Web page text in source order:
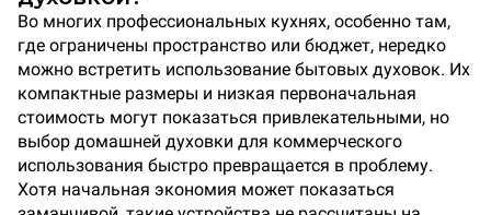
Во многих профессиональных кухнях, особенно там,
где ограничены пространство или бюджет, нередко
можно встретить использование бытовых духовок. Их
компактные размеры и низкая первоначальная
стоимость могут показаться привлекательными, но
выбор домашней духовки для коммерческого
использования быстро превращается в проблему.
Хотя начальная экономия может показаться